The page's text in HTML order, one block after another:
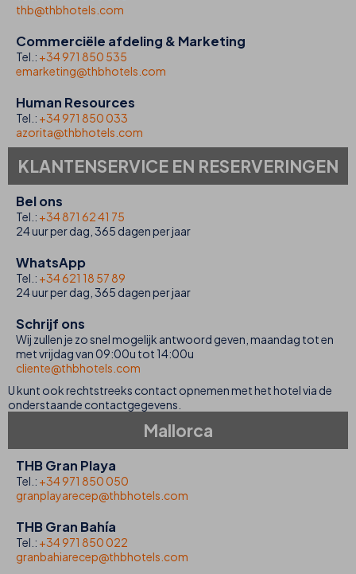
thb@thbhotels.com
Commerciële afdeling & Marketing
Tel.: +34 971 850 535
emarketing@thbhotels.com
Human Resources
Tel.: +34 971 850 033
azorita@thbhotels.com
KLANTENSERVICE EN RESERVERINGEN
Bel ons
Tel.: +34 871 62 41 75
24 uur per dag, 365 dagen per jaar
WhatsApp
Tel.: +34 621 18 57 89
24 uur per dag, 365 dagen per jaar
Schrijf ons
Wij zullen je zo snel mogelijk antwoord geven, maandag tot en
met vrijdag van 09:00u tot 14:00u
cliente@thbhotels.com
U kunt ook rechtstreeks contact opnemen met het hotel via de
onderstaande contactgegevens.
Mallorca
THB Gran Playa
Tel.: +34 971 850 050
granplayarecep@thbhotels.com
THB Gran Bahía
Tel.: +34 971 850 022
granbahiarecep@thbhotels.com